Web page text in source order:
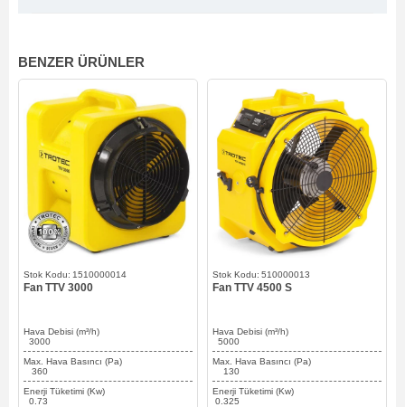
BENZER ÜRÜNLER
1510000014
Fan TTV 3000
Hava Debisi (m³/h)
3000
Max. Hava Basıncı (Pa)
360
Enerji Tüketimi (Kw)
0.73
510000013
Fan TTV 4500 S
Hava Debisi (m³/h)
5000
Max. Hava Basıncı (Pa)
130
Enerji Tüketimi (Kw)
0.325